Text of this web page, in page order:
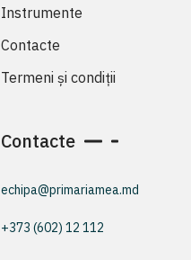
Instrumente
Contacte
Termeni și condiții
Contacte
echipa@primariamea.md
+373 (602) 12 112